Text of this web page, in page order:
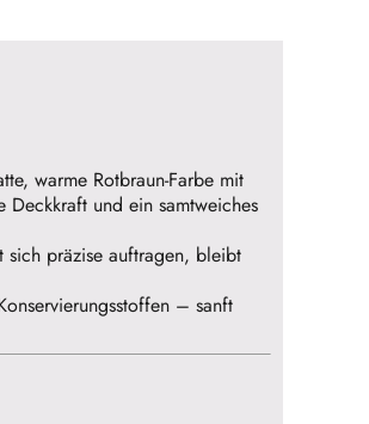
warme Rotbraun-Farbe mit
Deckkraft und ein samtweiches
sich präzise auftragen, bleibt
– sanft